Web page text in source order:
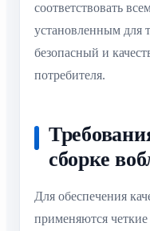
соответствовать
установленным для
безопасный и
потребителя.
сборке
Для обеспечения
применяются